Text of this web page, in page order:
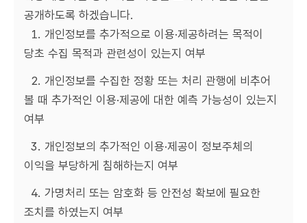
공개하도록 하겠습니다.
1. 개인정보를 추가적으로 이용·제공하려는 목적이
당초 수집 목적과 관련성이 있는지 여부
2. 개인정보를 수집한 정황 또는 처리 관행에 비추어
볼 때 추가적인 이용·제공에 대한 예측 가능성이 있는지
여부
3. 개인정보의 추가적인 이용·제공이 정보주체의
이익을 부당하게 침해하는지 여부
4. 가명처리 또는 암호화 등 안전성 확보에 필요한
조치를 하였는지 여부